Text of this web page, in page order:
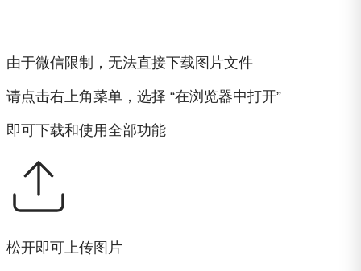
由于微信限制，无法直接下载图片文件
请点击右上角菜单，选择 “在浏览器中打开”
即可下载和使用全部功能
松开即可上传图片